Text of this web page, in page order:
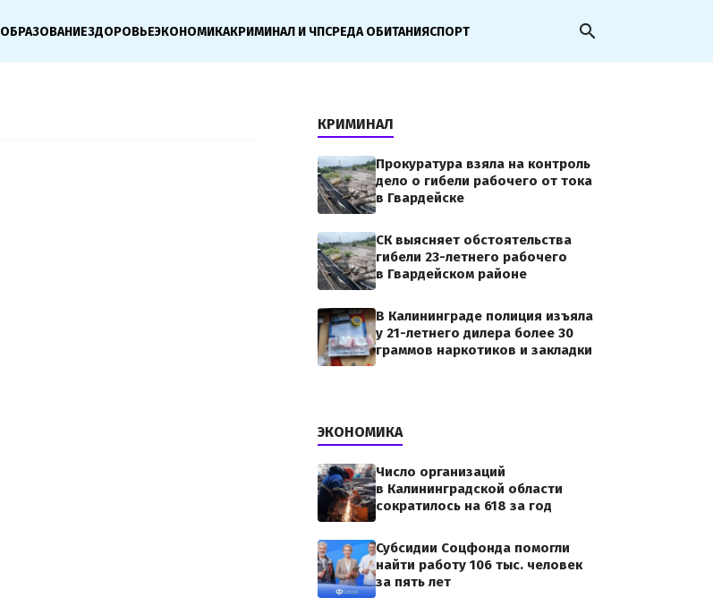
ОБРАЗОВАНИЕЗДОРОВЬЕЭКОНОМИКАКРИМИНАЛ И ЧПСРЕДА ОБИТАНИЯСПОРТ search
КРИМИНАЛ
Прокуратура взяла на контроль
дело о гибели рабочего от тока
в Гвардейске
СК выясняет обстоятельства
гибели 23-летнего рабочего
в Гвардейском районе
В Калининграде полиция изъяла
у 21-летнего дилера более 30
граммов наркотиков и закладки
ЭКОНОМИКА
Число организаций
в Калининградской области
сократилось на 618 за год
Субсидии Соцфонда помогли
найти работу 106 тыс. человек
за пять лет